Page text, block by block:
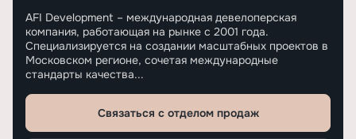
AFI Development – международная девелоперская
компания, работающая на рынке с 2001 года.
Специализируется на создании масштабных проектов в
Московском регионе, сочетая международные
стандарты качества...
Связаться с отделом продаж